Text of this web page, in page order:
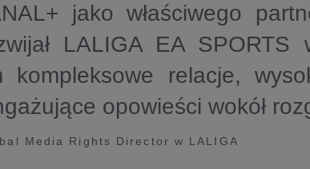
jako właściwego
LALIGA EA SPORTS
kompleksowe relacje,
opowieści wokół
Media Rights Director w LALIGA